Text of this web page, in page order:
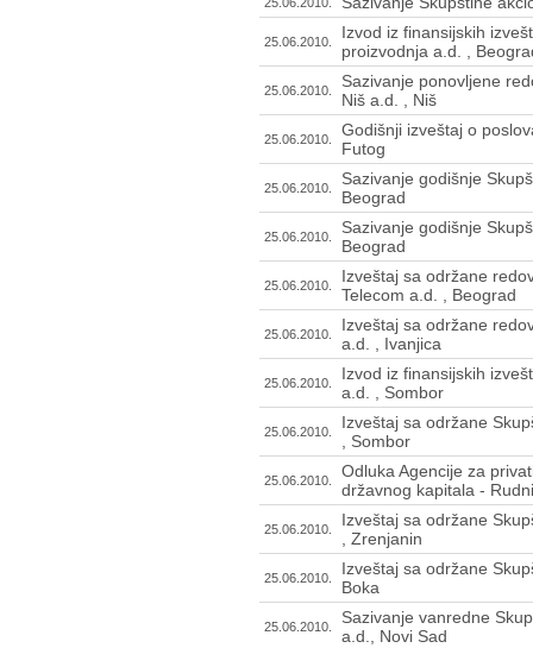
25.06.2010.
Izvod iz finansijskih
proizvodnja a.d. ,
25.06.2010.
Sazivanje ponovljene
Niš a.d. , Niš
25.06.2010.
Godišnji izveštaj o
Futog
25.06.2010.
Sazivanje godišnje
Beograd
25.06.2010.
Sazivanje godišnje
Beograd
25.06.2010.
Izveštaj sa održane
Telecom a.d. , Beograd
25.06.2010.
Izveštaj sa održane
a.d. , Ivanjica
25.06.2010.
Izvod iz finansijskih
a.d. , Sombor
25.06.2010.
Izveštaj sa održane
, Sombor
25.06.2010.
Odluka Agencije za
državnog kapitala -
25.06.2010.
Izveštaj sa održane
, Zrenjanin
25.06.2010.
Izveštaj sa održane
Boka
25.06.2010.
Sazivanje vanredne
a.d., Novi Sad